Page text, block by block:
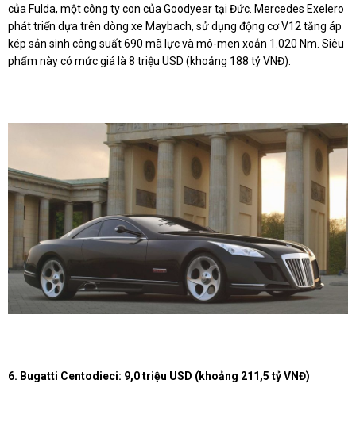
của Fulda, một công ty con của Goodyear tại Đức. Mercedes Exelero
phát triển dựa trên dòng xe Maybach, sử dụng động cơ V12 tăng áp
kép sản sinh công suất 690 mã lực và mô-men xoắn 1.020 Nm. Siêu
phẩm này có mức giá là 8 triệu USD (khoảng 188 tỷ VNĐ).
6. Bugatti Centodieci: 9,0 triệu USD (khoảng 211,5 tỷ VNĐ)